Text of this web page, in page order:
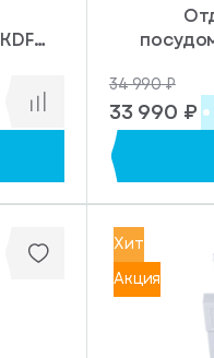
34 990 ₽
33 990 ₽
Хит
Акция